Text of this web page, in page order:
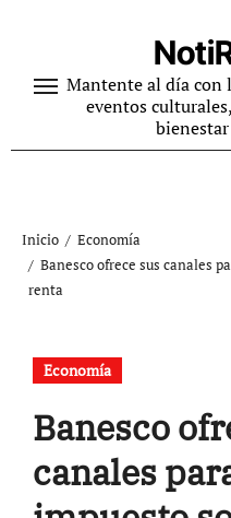
contenidoMantente al día con
eventos
Inicio
Economía
Banesco ofrece sus canales
renta
Economía
Banesco
canales